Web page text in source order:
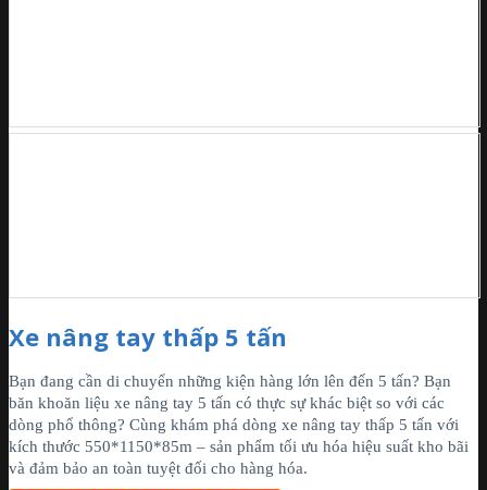
Xe nâng tay thấp 5 tấn
Bạn đang cần di chuyển những kiện hàng lớn lên đến 5 tấn? Bạn
băn khoăn liệu xe nâng tay 5 tấn có thực sự khác biệt so với các
dòng phổ thông? Cùng khám phá dòng xe nâng tay thấp 5 tấn với
kích thước 550*1150*85m – sản phẩm tối ưu hóa hiệu suất kho bãi
và đảm bảo an toàn tuyệt đối cho hàng hóa.